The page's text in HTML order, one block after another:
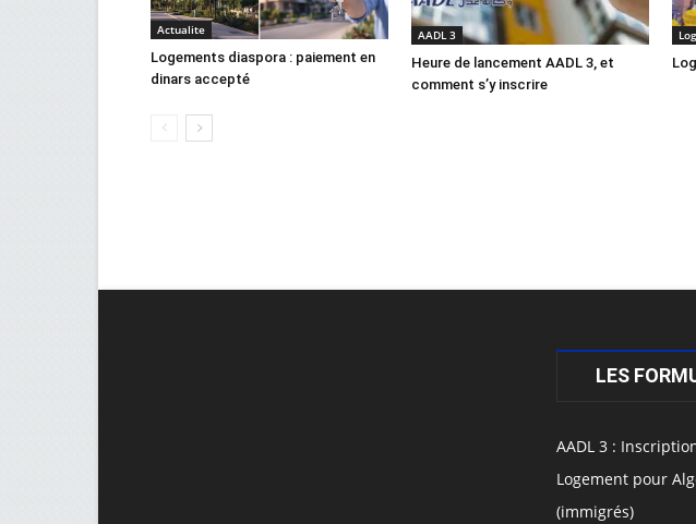
Actualite
Logements diaspora : paiement en
dinars accepté
AADL 3
Heure de lancement AADL 3, et
comment s’y inscrire
LES
AADL 3 :
Logement pour
(immigrés)